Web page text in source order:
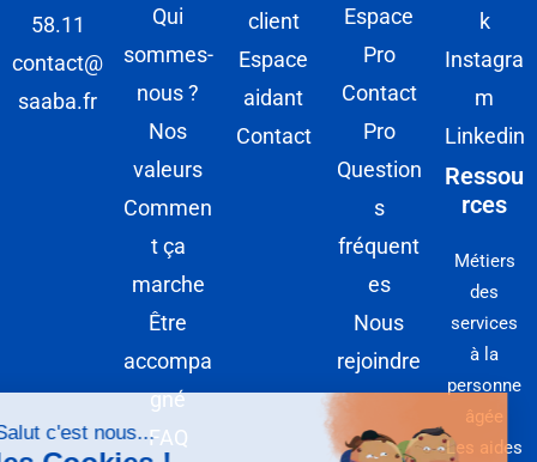
58.11
contact@
saaba.fr
Qui
sommes-
nous ?
Nos
valeurs
Commen
t ça
marche
Être
accompa
gné
FAQ
client
Espace
aidant
Contact
Espace
Pro
Contact
Pro
Question
s
fréquent
es
Nous
rejoindre
k
Instagra
m
Linkedin
Ressou
rces
Métiers
des
services
à la
personne
âgée
Les aides